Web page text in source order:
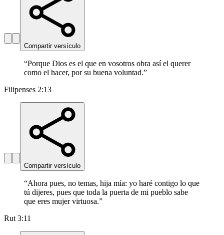
Compartir versículo
“Porque Dios es el que en vosotros obra así el querer
como el hacer, por su buena voluntad.”
Filipenses 2:13
Compartir versículo
“Ahora pues, no temas, hija mía: yo haré contigo lo que
tú dijeres, pues que toda la puerta de mi pueblo sabe
que eres mujer virtuosa.”
Rut 3:11